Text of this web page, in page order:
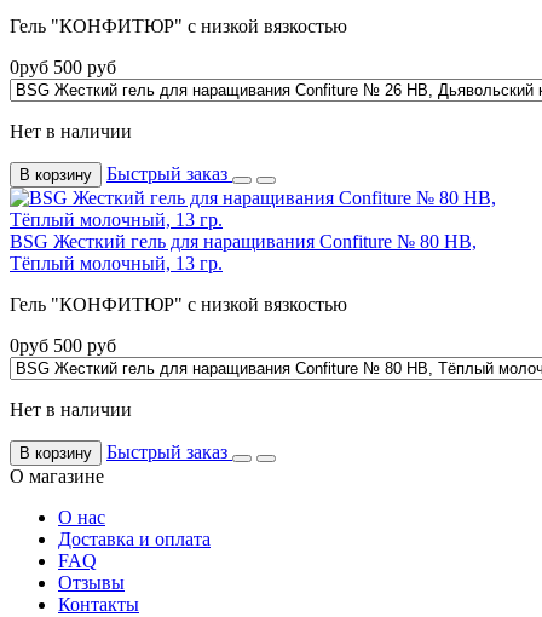
Гель "КОНФИТЮР" с низкой вязкостью
0руб 500 руб
Нет в наличии
В корзину Быстрый заказ
BSG Жесткий гель для наращивания Confiture № 80 НВ,
Тёплый молочный, 13 гр.
Гель "КОНФИТЮР" с низкой вязкостью
0руб 500 руб
Нет в наличии
В корзину
Быстрый заказ
О магазине
О нас
Доставка и оплата
FAQ
Отзывы
Контакты